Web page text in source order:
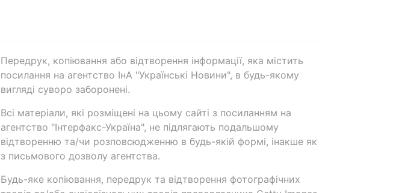
Передрук, копіювання або відтворення інформації, яка містить
посилання на агентство ІнА "Українські Новини", в будь-якому
вигляді суворо заборонені.
Всі матеріали, які розміщені на цьому сайті з посиланням на
агентство "Інтерфакс-Україна", не підлягають подальшому
відтворенню та/чи розповсюдженню в будь-якій формі, інакше як
з письмового дозволу агентства.
Будь-яке копіювання, передрук та відтворення фотографічних